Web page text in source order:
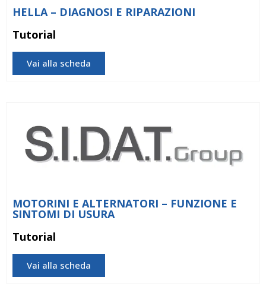
HELLA – DIAGNOSI E RIPARAZIONI
Tutorial
Vai alla scheda
MOTORINI E ALTERNATORI – FUNZIONE E
SINTOMI DI USURA
Tutorial
Vai alla scheda